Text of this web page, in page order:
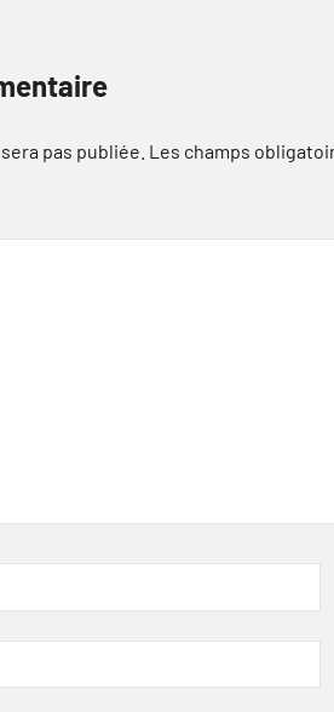
pas publiée. Les champs